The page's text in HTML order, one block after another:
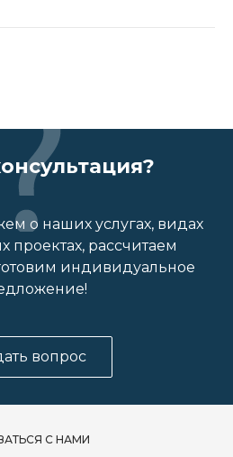
о наших услугах, видах
проектах, рассчитаем
индивидуальное
вопрос
С НАМИ